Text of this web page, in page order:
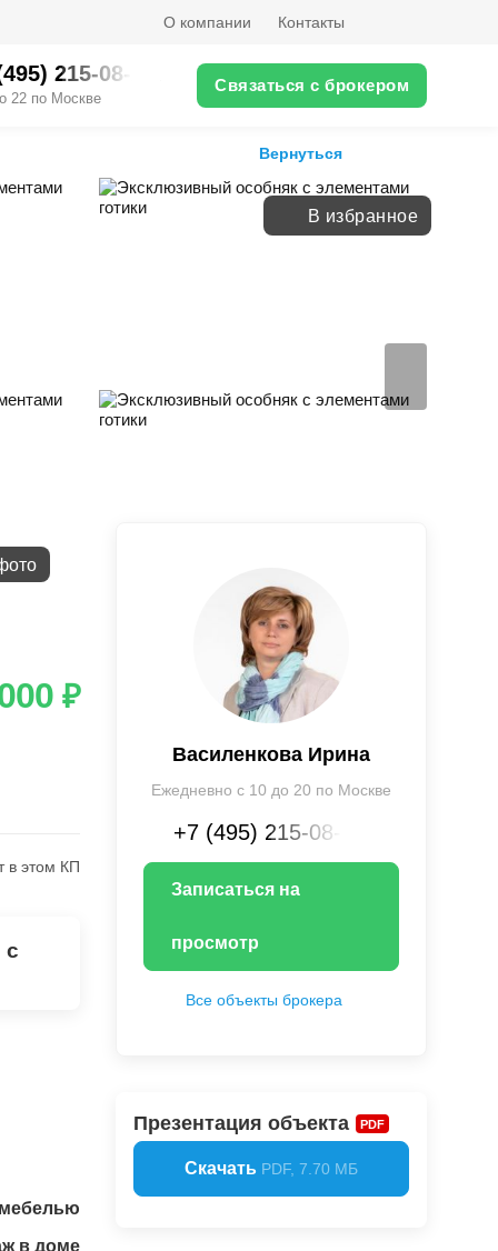
О компании Контакты
215-08-XX
22 по Москве
Связаться с брокером
Вернуться
В избранное
₽
в этом КП
с
в доме
Василенкова Ирина
Ежедневно с 10 до 20 по Москве
+7 (495) 215-08-XX
Записаться на
просмотр
Все объекты брокера
Презентация объекта PDF
Скачать PDF, 7.70 МБ